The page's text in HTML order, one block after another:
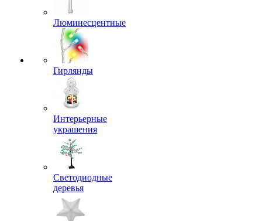
Люминесцентные
Гирлянды
Интерьерные
украшения
Светодиодные
деревья